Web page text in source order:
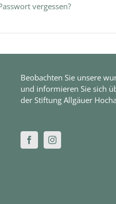
vergessen?
Beobachten Sie unsere
und informieren Sie sich
der Stiftung Allgäuer